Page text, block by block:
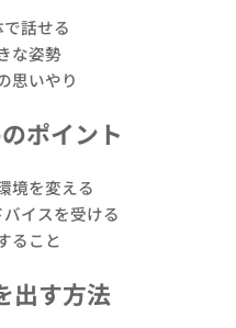
で話せる
な姿勢
思いやり
ポイント
境を変える
イスを受ける
ること
出す方法